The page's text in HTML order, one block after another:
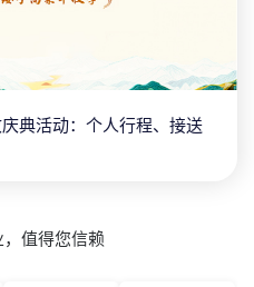
报缴费、酒店预订、餐券